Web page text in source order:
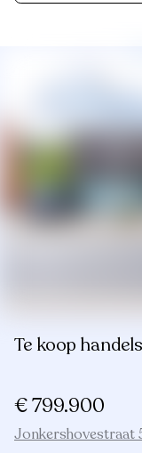
Te koop
€ 799.900
Jonkershovestraat